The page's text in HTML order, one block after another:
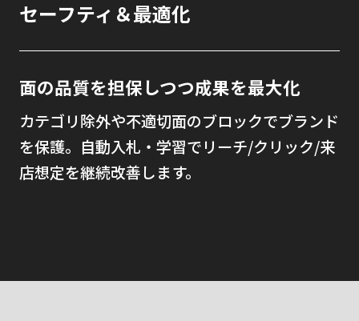
セーフティ＆最適化
面の品質を担保しつつ成果を最大化
カテゴリ除外や不適切面のブロックでブランド
を保護。自動入札・学習でリーチ/クリック/来
店想定を継続改善します。